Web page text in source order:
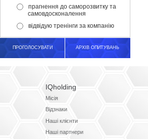
прагнення до саморозвитку та
самовдосконалення
відвідую тренінги за компанію
ПРОГОЛОСУВАТИ АРХІВ ОПИТУВАНЬ
IQholding
Місія
Відзнаки
Наші клієнти
Наші партнери